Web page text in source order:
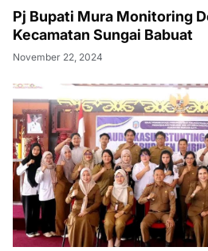
Pj Bupati Mura Monitoring
Kecamatan Sungai Babuat
November 22, 2024